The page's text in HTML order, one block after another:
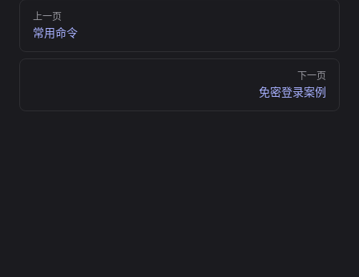
Pager
上一页
常用命令
下一页
免密登录案例